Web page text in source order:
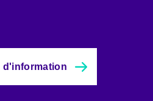
d'information